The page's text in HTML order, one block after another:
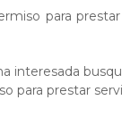
para
interesada
para prestar